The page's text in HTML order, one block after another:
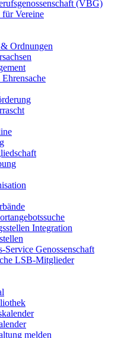
(VBG)
für Vereine
Ordnungen
Integration
Service Genossenschaft
LSB-Mitglieder
melden